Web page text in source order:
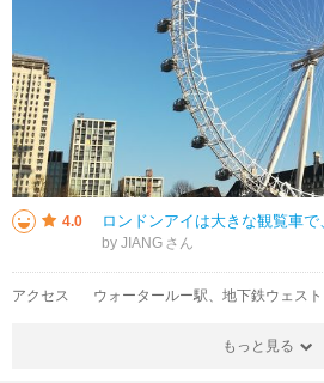
4.0
by JIANG
アクセス ウォータールー駅、地下鉄ウェス
もっと見る